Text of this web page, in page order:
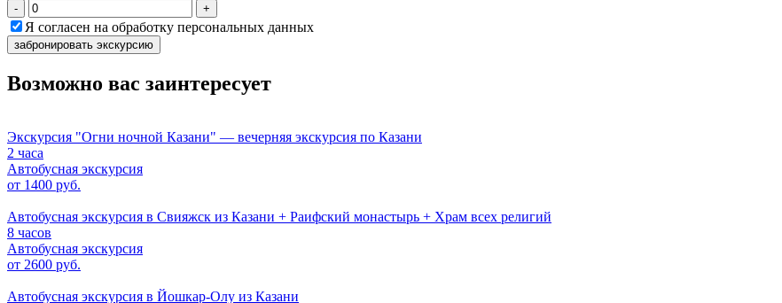
- +
Я согласен на обработку персональных данных
забронировать экскурсию
Возможно вас заинтересует
Экскурсия "Огни ночной Казани" — вечерняя экскурсия по Казани
2 часа
Автобусная экскурсия
от 1400 руб.
Автобусная экскурсия в Свияжск из Казани + Раифский монастырь + Храм всех религий
8 часов
Автобусная экскурсия
от 2600 руб.
Автобусная экскурсия в Йошкар-Олу из Казани